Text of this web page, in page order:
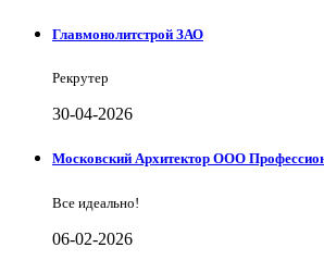
Главмонолитстрой ЗАО
Рекрутер
30-04-2026
Московский Архитектор ООО
Все идеально!
06-02-2026